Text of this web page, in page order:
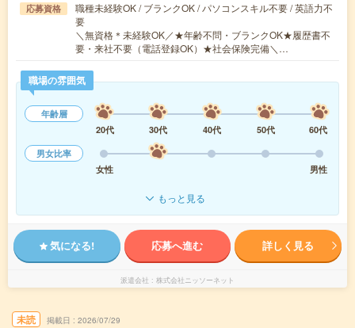
応募資格
職種未経験OK / ブランクOK / パソコンスキル不要 / 英語力不
要
＼無資格＊未経験OK／★年齢不問・ブランクOK★履歴書不
要・来社不要（電話登録OK）★社会保険完備＼…
職場の雰囲気
年齢層
20代
30代 40代 50代
60代
男女比率
女性
男性
もっと見る
気になる! 応募へ進む 詳しく見る
派遣会社 株式会社ニッソーネット
未読 掲載日 2026/07/29